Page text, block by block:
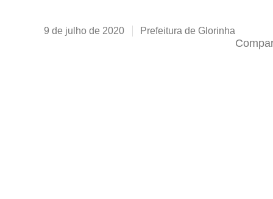
9 de julho de 2020 Prefeitura de Glorinha